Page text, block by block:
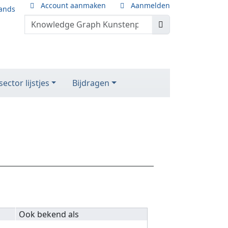
Account aanmaken Aanmelden
lijstjes Bijdragen
Ook bekend als